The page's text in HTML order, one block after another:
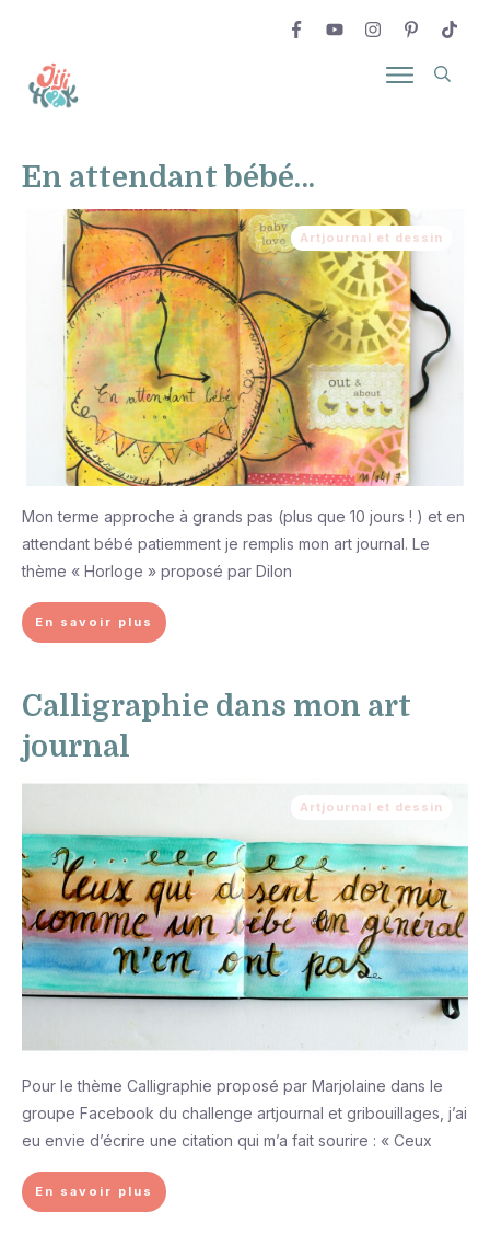
En attendant bébé…
Artjournal et dessin
Mon terme approche à grands pas (plus que 10 jours ! ) et en
attendant bébé patiemment je remplis mon art journal. Le
thème « Horloge » proposé par Dilon
En savoir plus
Calligraphie dans mon art
journal
Artjournal et dessin
Pour le thème Calligraphie proposé par Marjolaine dans le
groupe Facebook du challenge artjournal et gribouillages, j’ai
eu envie d’écrire une citation qui m’a fait sourire : « Ceux
En savoir plus